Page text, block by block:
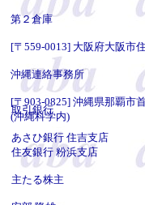
取引銀行
あさひ銀行 住吉支店
住友銀行 粉浜支店
主たる株主
第２倉庫
[〒559-0013] 大阪府大阪市
沖縄連絡事務所
[〒903-0825] 沖縄県那覇市
(沖縄科学内)